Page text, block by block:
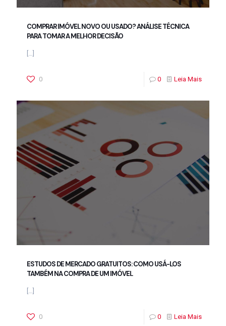
COMPRAR IMÓVEL NOVO OU USADO? ANÁLISE TÉCNICA
PARA TOMAR A MELHOR DECISÃO
[…]
0 0 Leia Mais
ESTUDOS DE MERCADO GRATUITOS: COMO USÁ-LOS
TAMBÉM NA COMPRA DE UM IMÓVEL
[…]
0 0 Leia Mais